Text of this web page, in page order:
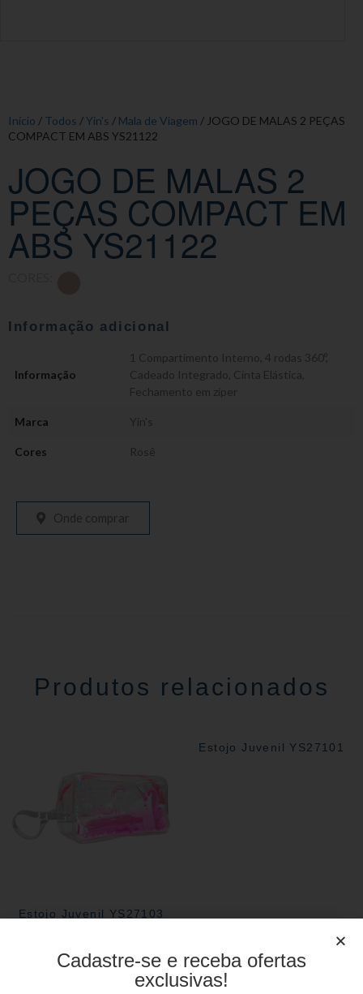
Início / Todos /Yin's / Mala de Viagem / JOGO DE MALAS 2 PEÇAS
COMPACT EM ABS YS21122
JOGO DE MALAS 2
PEÇAS COMPACT EM
ABS YS21122
Informação adicional
Informação
1 Compartimento Interno 4 rodas 360º,
Cadeado Integrado Cinta Elástica
Fechamento em zíper
Marca Yin's
Cores Rosê
Onde comprar
Produtos relacionados
Estojo Juvenil YS27103
Estojo Juvenil YS27101
Cadastre-se e receba ofertas
exclusivas!